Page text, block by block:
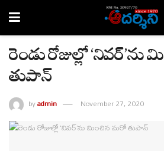
రెండు రోజుల్లో
తుపాన్
byadmin November 27, 2020